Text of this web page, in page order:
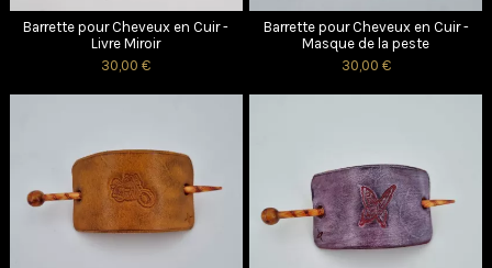
Barrette pour Cheveux en Cuir -
Livre Miroir
30,00 €
Barrette pour Cheveux en Cuir -
Masque de la peste
30,00 €